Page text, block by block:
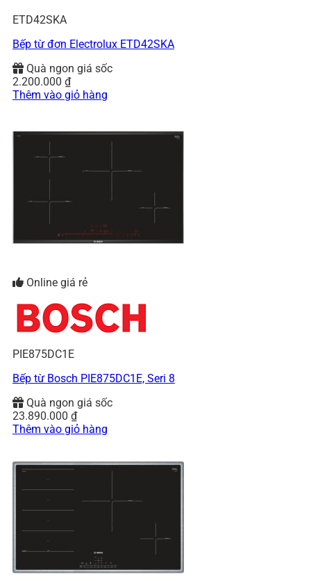
ETD42SKA
Bếp từ đơn Electrolux ETD42SKA
Quà ngon giá sốc
2.200.000 ₫
Thêm vào giỏ hàng
Online giá rẻ
PIE875DC1E
Bếp từ Bosch PIE875DC1E, Seri 8
Quà ngon giá sốc
23.890.000 ₫
Thêm vào giỏ hàng